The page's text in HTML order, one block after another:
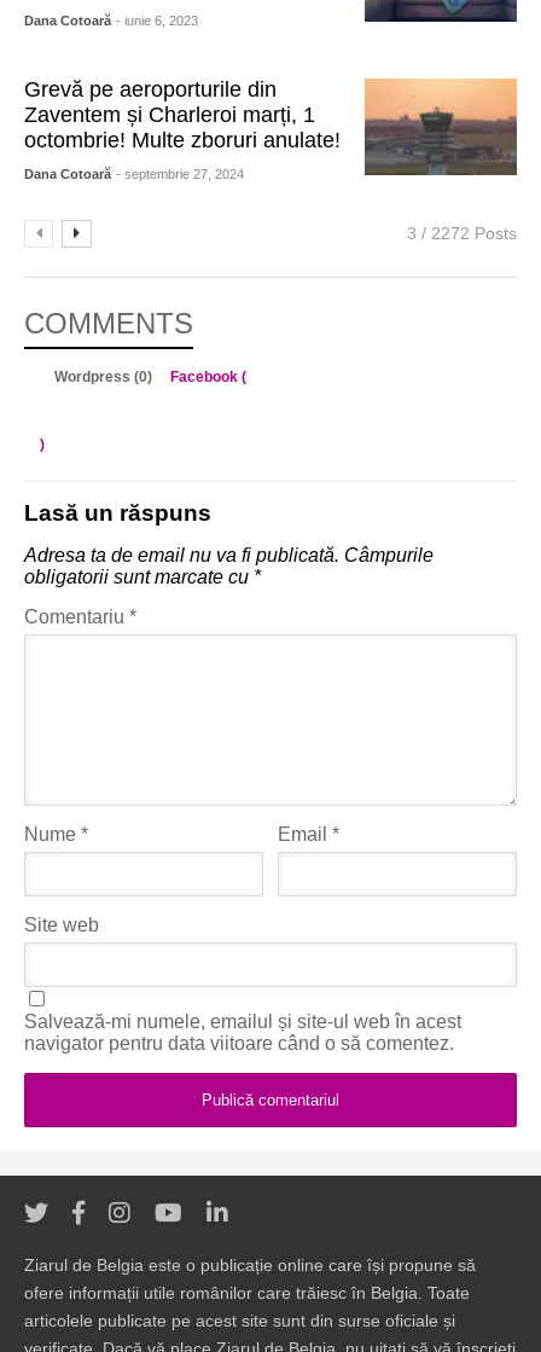
Dana Cotoară - iunie 6, 2023
Grevă pe aeroporturile din
Zaventem și Charleroi marți, 1
octombrie! Multe zboruri anulate!
Dana Cotoară - septembrie 27, 2024
3 / 2272 Posts
COMMENTS
Wordpress (0) Facebook (
)
Lasă un răspuns
Adresa ta de email nu va fi publicată. Câmpurile
obligatorii sunt marcate cu *
Comentariu *
Nume * Email*
Site web
Salvează-mi numele, emailul și site-ul web în acest
navigator pentru data viitoare când o să comentez.
Ziarul de Belgia este o publicație online care își propune să
ofere informații utile românilor care trăiesc în Belgia. Toate
articolele publicate pe acest site sunt din surse oficiale și